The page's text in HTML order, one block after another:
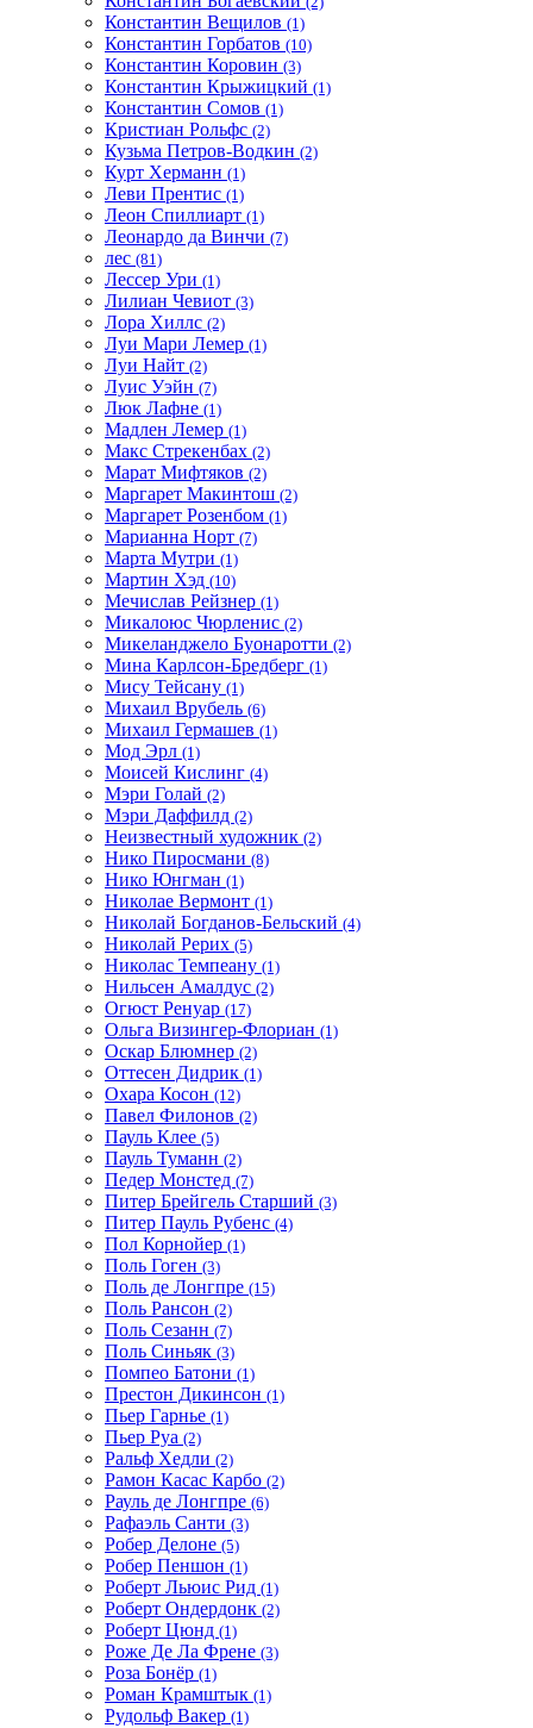
Константин Вещилов (1)
Константин Горбатов (10)
Константин Коровин (3)
Константин Крыжицкий (1)
Константин Сомов (1)
Кристиан Рольфс (2)
Кузьма Петров-Водкин (2)
Курт Херманн (1)
Леви Прентис (1)
Леон Спиллиарт (1)
Леонардо да Винчи (7)
лес (81)
Лессер Ури (1)
Лилиан Чевиот (3)
Лора Хиллс (2)
Луи Мари Лемер (1)
Луи Найт (2)
Луис Уэйн (7)
Люк Лафне (1)
Мадлен Лемер (1)
Макс Стрекенбах (2)
Марат Мифтяков (2)
Маргарет Макинтош (2)
Маргарет Розенбом (1)
Марианна Норт (7)
Марта Мутри (1)
Мартин Хэд (10)
Мечислав Рейзнер (1)
Микалоюс Чюрленис (2)
Микеланджело Буонаротти (2)
Мина Карлсон-Бредберг (1)
Мису Тейсану (1)
Михаил Врубель (6)
Михаил Гермашев (1)
Мод Эрл (1)
Моисей Кислинг (4)
Мэри Голай (2)
Мэри Даффилд (2)
Неизвестный художник (2)
Нико Пиросмани (8)
Нико Юнгман (1)
Николае Вермонт (1)
Николай Богданов-Бельский (4)
Николай Рерих (5)
Николас Темпеану (1)
Нильсен Амалдус (2)
Огюст Ренуар (17)
Ольга Визингер-Флориан (1)
Оскар Блюмнер (2)
Оттесен Дидрик (1)
Охара Косон (12)
Павел Филонов (2)
Пауль Клее (5)
Пауль Туманн (2)
Педер Монстед (7)
Питер Брейгель Старший (3)
Питер Пауль Рубенс (4)
Пол Корнойер (1)
Поль Гоген (3)
Поль де Лонгпре (15)
Поль Рансон (2)
Поль Сезанн (7)
Поль Синьяк (3)
Помпео Батони (1)
Престон Дикинсон (1)
Пьер Гарнье (1)
Пьер Руа (2)
Ральф Хедли (2)
Рамон Касас Карбо (2)
Рауль де Лонгпре (6)
Рафаэль Санти (3)
Робер Делоне (5)
Робер Пеншон (1)
Роберт Льюис Рид (1)
Роберт Ондердонк (2)
Роберт Цюнд (1)
Роже Де Ла Френе (3)
Роза Бонёр (1)
Роман Крамштык (1)
Рудольф Вакер (1)